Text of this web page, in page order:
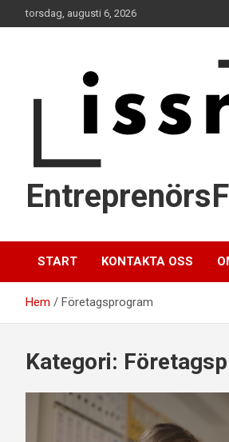
Hoppa
till
torsdag, augusti 6, 2026
START KONTAKTA OSS
Hem Företagsprogram
Kategori: